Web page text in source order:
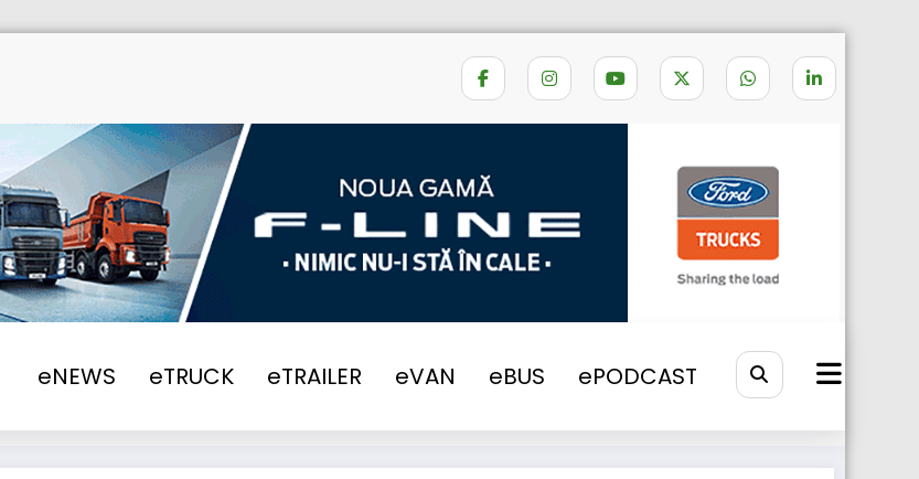
eNEWS eTRUCK eTRAILER eVAN eBUS ePODCAST
Autostrada A 7 se inchide timp de 79 ore in zona Hamburg